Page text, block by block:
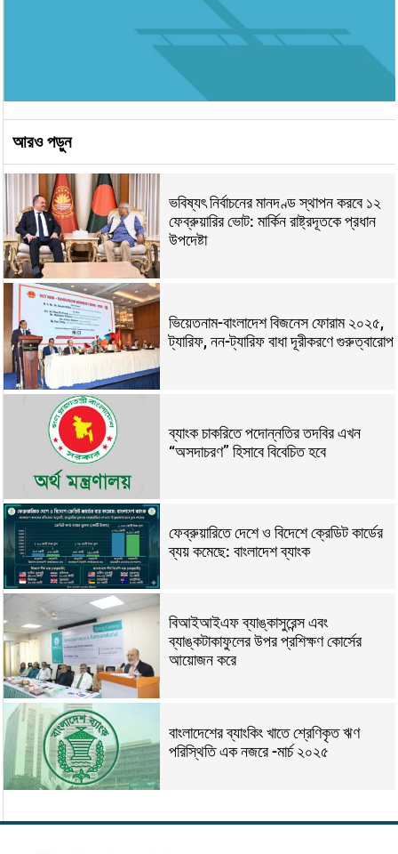
আরও পড়ুন
ভবিষ্যৎ নির্বাচনের মানদণ্ড স্থাপন করবে ১২
ফেব্রুয়ারির ভোট: মার্কিন রাষ্ট্রদূতকে প্রধান
উপদেষ্টা
ভিয়েতনাম-বাংলাদেশ বিজনেস ফোরাম ২০২৫,
ট্যারিফ, নন-ট্যারিফ বাধা দূরীকরণে গুরুত্বারোপ
ব্যাংক চাকরিতে পদোন্নতির তদবির এখন
“অসদাচরণ” হিসাবে বিবেচিত হবে
ফেব্রুয়ারিতে দেশে ও বিদেশে ক্রেডিট কার্ডের
ব্যয় কমেছে: বাংলাদেশ ব্যাংক
বিআইআইএফ ব্যাঙ্কাসুরেন্স এবং
ব্যাঙ্কটাকাফুলের উপর প্রশিক্ষণ কোর্সের
আয়োজন করে
বাংলাদেশের ব্যাংকিং খাতে শ্রেণিকৃত ঋণ
পরিস্থিতি এক নজরে -মার্চ ২০২৫